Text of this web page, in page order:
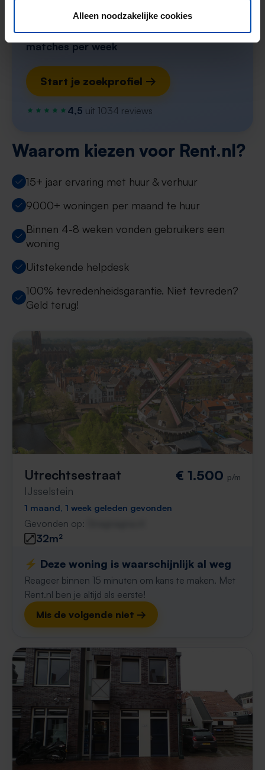
Alleen noodzakelijke cookies
Zoekers met dit profiel ontvangen ~3
matches per week
Start je zoekprofiel →
4,5 uit 1034 reviews
Waarom kiezen voor Rent.nl?
15+ jaar ervaring met huur & verhuur
9000+ woningen per maand te huur
Binnen 4-8 weken vonden gebruikers een
woning
Uitstekende helpdesk
100% tevredenheidsgarantie. Niet tevreden?
Geld terug!
Utrechtsestraat
IJsselstein
€ 1.500 p/m
1 maand, 1 week geleden gevonden
Gevonden op:
32m²
⚡️ Deze woning is waarschijnlijk al weg
Reageer binnen 15 minuten om kans te maken. Met
Rent.nl ben je altijd als eerste!
Mis de volgende niet →